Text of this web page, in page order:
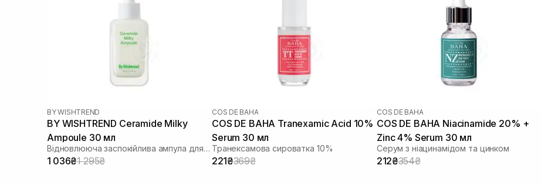
BY WISHTREND
BY WISHTREND Ceramide Milky
Ampoule 30 мл
Відновлююча заспокійлива ампула для обличчя
1 036₴1 295₴
COS DE BAHA
COS DE BAHA Tranexamic Acid 10%
Serum 30 мл
Транексамова сироватка 10%
221₴369₴
COS DE BAHA
COS DE BAHA Niacinamide 20% +
Zinc 4% Serum 30 мл
Серум з ніацинамідом та цинком
212₴354₴